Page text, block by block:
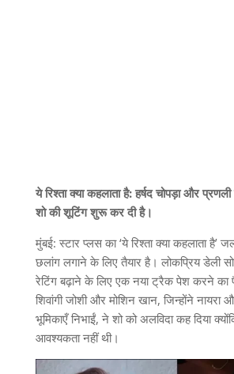
ये रिश्ता क्या कहलाता है: हर्षद चोपड़ा और
शो की शूटिंग शुरू कर दी है।
मुंबई: स्टार प्लस का ‘ये रिश्ता क्या कहलाता है’
छलांग लगाने के लिए तैयार है। लोकप्रिय डेली
रेटिंग बढ़ाने के लिए एक नया ट्रैक पेश करने का
शिवांगी जोशी और मोशिन खान, जिन्होंने नायरा
भूमिकाएँ निभाईं, ने शो को अलविदा कह दिया
आवश्यकता नहीं थी।